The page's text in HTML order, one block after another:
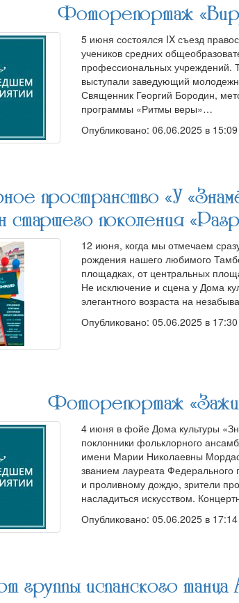
Фоторепортаж
5 июня состоялся IX съезд
учеников средних
профессиональных учреждений.
выступали заведующий
Священник Георгий Бородин,
программы «Ритмы веры»…
Опубликовано: 06.06.2025 в 15:09
пространство «У
старшего поколения
12 июня, когда мы отмечаем
рождения нашего любимого
площадках, от центральных
Не исключение и сцена у Дома
элегантного возраста на
Опубликовано: 05.06.2025 в 17:30
Фоторепортаж
4 июня в фойе Дома культуры
поклонники фольклорного
имени Марии Николаевны
званием лауреата
и проливному дождю, зрители
насладиться искусством.
Опубликовано: 05.06.2025 в 17:14
группы испанского